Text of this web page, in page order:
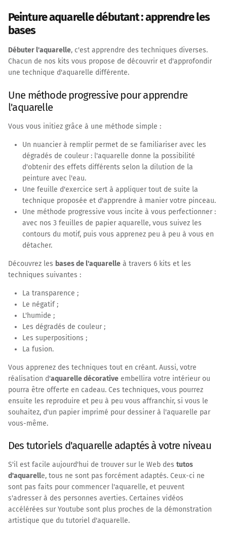
Peinture aquarelle débutant : apprendre les
bases
Débuter l'aquarelle, c'est apprendre des techniques diverses.
Chacun de nos kits vous propose de découvrir et d'approfondir
une technique d'aquarelle différente.
Une méthode progressive pour apprendre
l'aquarelle
Vous vous initiez grâce à une méthode simple :
Un nuancier à remplir permet de se familiariser avec les
dégradés de couleur : l'aquarelle donne la possibilité
d'obtenir des effets différents selon la dilution de la
peinture avec l'eau.
Une feuille d'exercice sert à appliquer tout de suite la
technique proposée et d'apprendre à manier votre pinceau.
Une méthode progressive vous incite à vous perfectionner :
avec nos 3 feuilles de papier aquarelle, vous suivez les
contours du motif, puis vous apprenez peu à peu à vous en
détacher.
Découvrez les bases de l'aquarelle à travers 6 kits et les
techniques suivantes :
La transparence ;
Le négatif ;
L'humide ;
Les dégradés de couleur ;
Les superpositions ;
La fusion.
Vous apprenez des techniques tout en créant. Aussi, votre
réalisation d'aquarelle décorative embellira votre intérieur ou
pourra être offerte en cadeau. Ces techniques, vous pourrez
ensuite les reproduire et peu à peu vous affranchir, si vous le
souhaitez, d'un papier imprimé pour dessiner à l'aquarelle par
vous-même.
Des tutoriels d'aquarelle adaptés à votre niveau
S'il est facile aujourd'hui de trouver sur le Web des tutos
d'aquarelle, tous ne sont pas forcément adaptés. Ceux-ci ne
sont pas faits pour commencer l'aquarelle, et peuvent
s'adresser à des personnes averties. Certaines vidéos
accélérées sur Youtube sont plus proches de la démonstration
artistique que du tutoriel d'aquarelle.